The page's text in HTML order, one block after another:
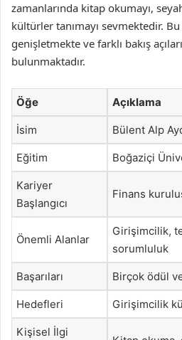
zamanlarında kitap okumayı,
kültürler tanımayı sevmektedir.
genişletmekte ve farklı bakış
bulunmaktadır.
Öğe Açıklama
İsim Bülent Alp
Eğitim Boğaziçi
Kariyer
Başlangıcı
Finans
Önemli Alanlar
Girişimcilik,
sorumluluk
Başarıları Birçok ödül
Hedefleri Girişimcilik
Kişisel İlgi